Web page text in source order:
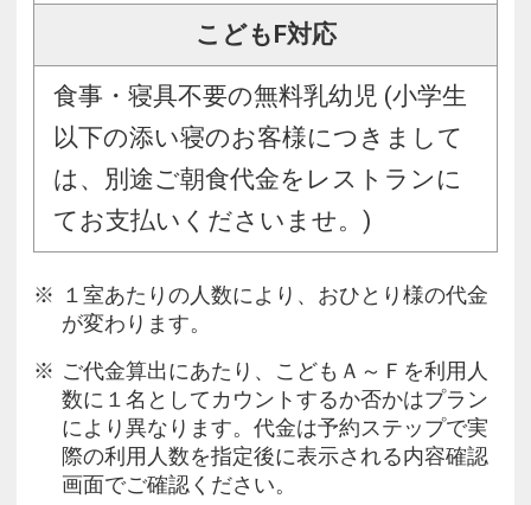
こどもF対応
食事・寝具不要の無料乳幼児 (小学生
以下の添い寝のお客様につきまして
は、別途ご朝食代金をレストランに
てお支払いくださいませ。)
１室あたりの人数により、おひとり様の代金
が変わります。
ご代金算出にあたり、こどもＡ～Ｆを利用人
数に１名としてカウントするか否かはプラン
により異なります。代金は予約ステップで実
際の利用人数を指定後に表示される内容確認
画面でご確認ください。